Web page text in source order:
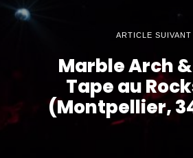
ARTICLE SUIVANT
Marble Arch
Tape au
(Montpellier,